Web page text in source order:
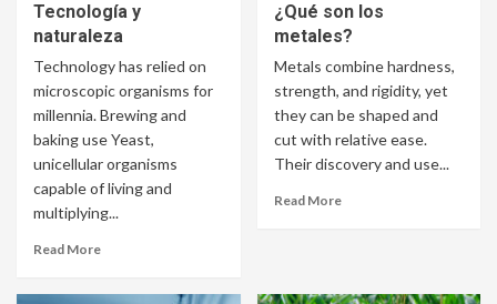
Tecnología y
naturaleza
Technology has relied on
microscopic organisms for
millennia. Brewing and
baking use Yeast,
unicellular organisms
capable of living and
multiplying...
Read More
¿Qué son los
metales?
Metals combine hardness,
strength, and rigidity, yet
they can be shaped and
cut with relative ease.
Their discovery and use...
Read More